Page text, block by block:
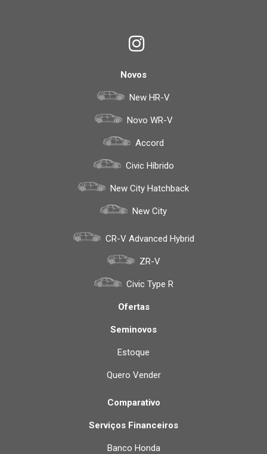
Novos
New HR-V
Novo WR-V
Accord
Civic Híbrido
New City Hatchback
New City
CR-V Advanced Hybrid
ZR-V
Civic Type R
Ofertas
Seminovos
Estoque
Quero Vender
Comparativo
Serviços Financeiros
Banco Honda